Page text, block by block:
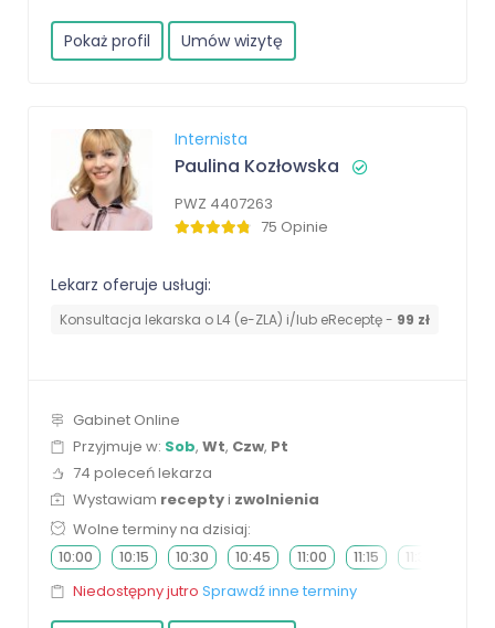
Pokaż profil Umów wizytę
Internista
Paulina Kozłowska
PWZ 4407263
75 Opinie
Lekarz oferuje usługi:
Konsultacja lekarska o L4 (e-ZLA) i/lub eReceptę - 99 zł
Gabinet Online
Przyjmuje w: Sob, Wt, Czw, Pt
74 poleceń lekarza
Wystawiam receptyi zwolnienia
Wolne terminy na dzisiaj:
10:00 10:15 10:30 10:45 11:00 11:15 11:30
Niedostępny jutro Sprawdź inne terminy